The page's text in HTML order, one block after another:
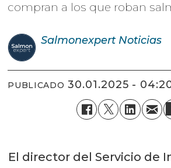
compran a los que roban
Salmonexpert Noticias
PUBLICADO 30.01.2025 -
El director del Servicio de